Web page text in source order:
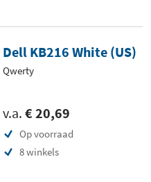
Dell KB216 White (US)
Qwerty
v.a. € 20,69
Op voorraad
8 winkels